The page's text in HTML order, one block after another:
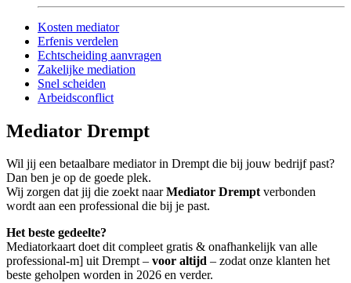
Kosten mediator
Erfenis verdelen
Echtscheiding aanvragen
Zakelijke mediation
Snel scheiden
Arbeidsconflict
Mediator Drempt
Wil jij een betaalbare mediator in Drempt die bij jouw bedrijf past?
Dan ben je op de goede plek.
Wij zorgen dat jij die zoekt naarMediator Dremptverbonden
wordt aan een professional die bij je past.
Het beste gedeelte?
Mediatorkaart doet dit compleet gratis & onafhankelijk van alle
professional-m] uit Drempt – voor altijd – zodat onze klanten het
beste geholpen worden in 2026 en verder.